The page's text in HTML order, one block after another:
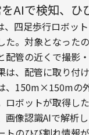
AIで検知、
、四足歩行ロボッ
た。対象となった
配管の近くで撮影
は、配管に取り付
、150m×150mの
ロボットが取得し
像認識AIで解析